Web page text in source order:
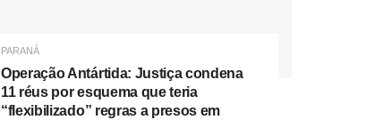
PARANÁ
Operação Antártida: Justiça condena
11 réus por esquema que teria
“flexibilizado” regras a presos em